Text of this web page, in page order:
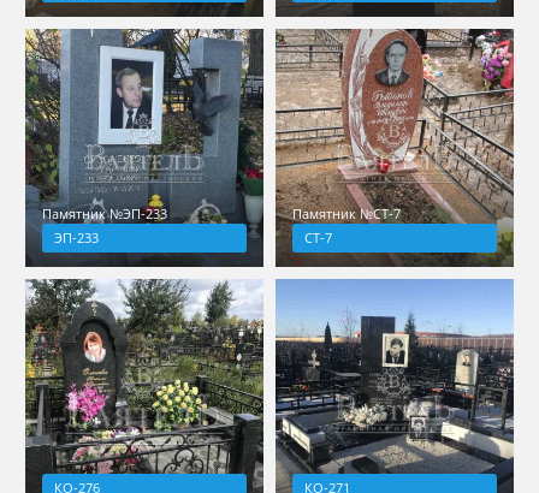
Памятник №ЭП-233
ЭП-233
Памятник №СТ-7
СТ-7
КО-276 КО-271